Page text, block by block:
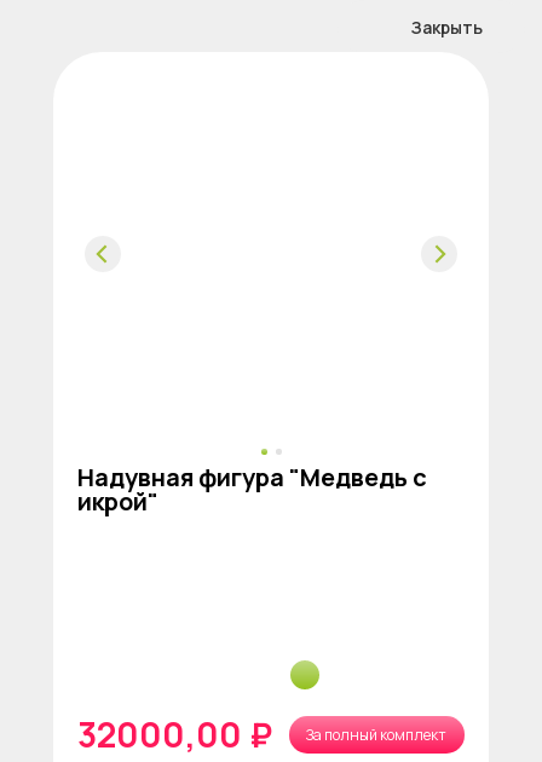
Закрыть
Надувная фигура "Медведь с
икрой"
32000,00 ₽ За полный комплект